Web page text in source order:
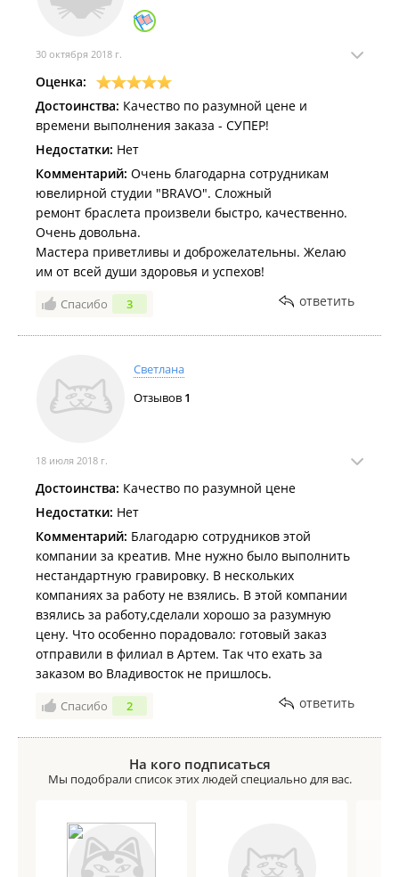
30 октября 2018 г.
Оценка:
Достоинства: Качество по разумной цене и
времени выполнения заказа - СУПЕР!
Недостатки: Нет
Комментарий: Очень благодарна сотрудникам
ювелирной студии "BRAVO". Сложный
ремонт браслета произвели быстро, качественно.
Очень довольна.
Мастера приветливы и доброжелательны. Желаю
им от всей души здоровья и успехов!
Спасибо 3 ответить
Светлана
Отзывов 1
18 июля 2018 г.
Достоинства: Качество по разумной цене
Недостатки: Нет
Комментарий: Благодарю сотрудников этой
компании за креатив. Мне нужно было выполнить
нестандартную гравировку. В нескольких
компаниях за работу не взялись. В этой компании
взялись за работу,сделали хорошо за разумную
цену. Что особенно порадовало: готовый заказ
отправили в филиал в Артем. Так что ехать за
заказом во Владивосток не пришлось.
Спасибо 2 ответить
На кого подписаться
Мы подобрали список этих людей специально для вас.